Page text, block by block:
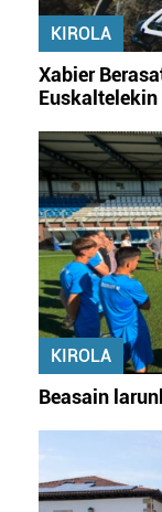
KIROLA
Xabier
Euskaltelekin
KIROLA
Beasain